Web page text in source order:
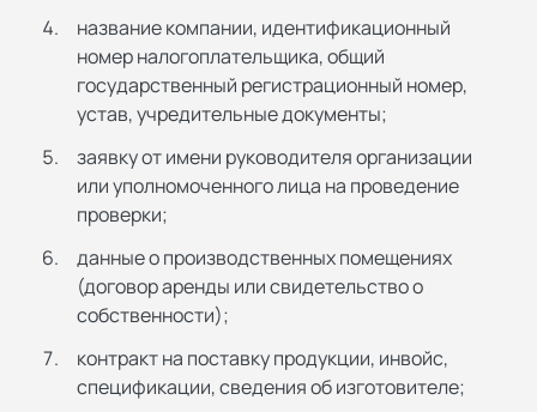
название компании, идентификационный
номер налогоплательщика, общий
государственный регистрационный номер,
устав, учредительные документы;
заявку от имени руководителя организации
или уполномоченного лица на проведение
проверки;
данные о производственных помещениях
(договор аренды или свидетельство о
собственности);
контракт на поставку продукции, инвойс,
спецификации, сведения об изготовителе;